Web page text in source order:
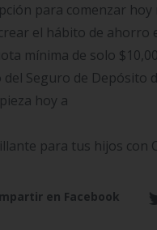
para comenzar
el hábito de
mínima de solo
Seguro de Depósito
hoy a
para tus hijos con
en Facebook